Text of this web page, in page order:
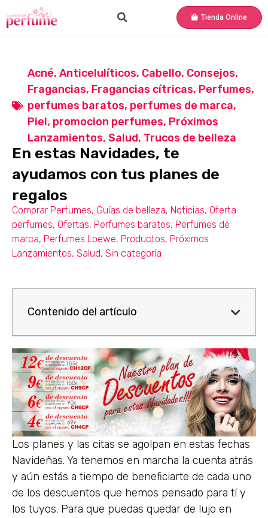
Tienda Online
Acné, Anticelulíticos, Cabello, Consejos,
Fragancias, Fragancias cítricas, Perfumes,
perfumes baratos, perfumes de marca,
Piel, promocion perfumes, Próximos
Lanzamientos, Salud, Trucos de belleza
En estas Navidades, te
ayudamos con tus planes de
regalos
Comprar Perfumes, Guías de belleza, Noticias, Oferta
perfumes, Ofertas, Perfumes baratos, Perfumes de
marca, Perfumes Loewe, Productos, Próximos
Lanzamientos, Salud, Sin categoría
Contenido del artículo
Los planes y las citas se agolpan en estas fechas
Navideñas. Ya tenemos en marcha la cuenta atrás
y aún estás a tiempo de beneficiarte de cada uno
de los descuentos que hemos pensado para tí y
los tuyos. Para que puedas quedar de lujo en